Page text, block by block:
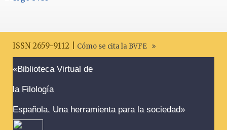
ISSN 2659-9112 | Cómo se cita la BVFE
«Biblioteca Virtual de
la Filología
Española. Una herramienta para la sociedad»